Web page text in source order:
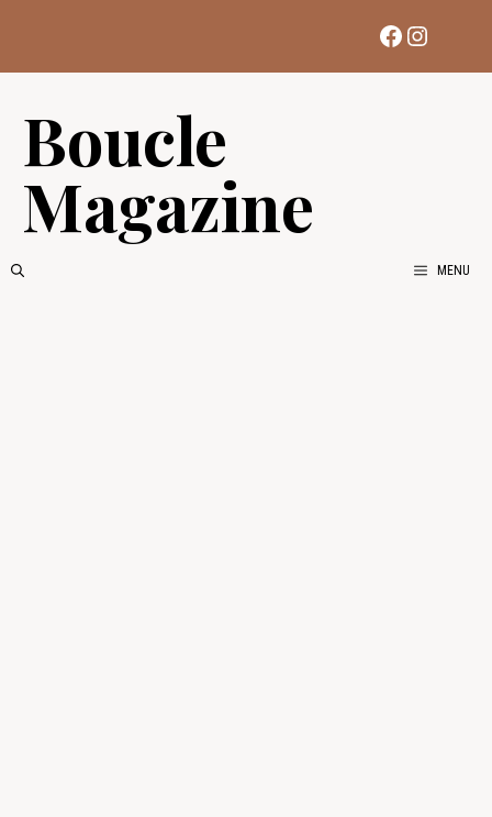
contenu
Facebook
Boucle
Magazine
MENU